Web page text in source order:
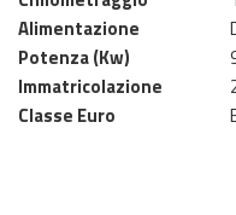
Alimentazione
Potenza (Kw)
Immatricolazione
Classe Euro